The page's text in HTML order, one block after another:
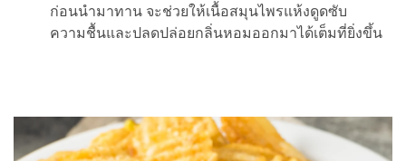
ก่อนนำมาทาน จะช่วยให้เนื้อสมุนไพรแห้งดูดซับ
ความชื้นและปลดปล่อยกลิ่นหอมออกมาได้เต็มที่ยิ่งขึ้น